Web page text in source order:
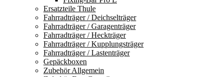
Ersatzteile Thule
Fahrradträger / Deichselträger
Fahrradträger / Garagenträger
Fahrradträger / Heckträger
Fahrradträger / Kupplungsträger
Fahrradträger / Lastenträger
Gepäckboxen
Zubehör Allgemein